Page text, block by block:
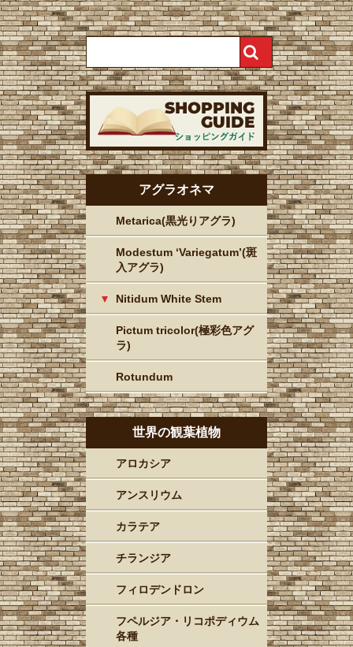
アグラオネマ
Metarica(黒光りアグラ)
Modestum ‘Variegatum’(斑
入アグラ)
Nitidum White Stem
Pictum tricolor(極彩色アグ
ラ)
Rotundum
世界の観葉植物
アロカシア
アンスリウム
カラテア
チランジア
フィロデンドロン
フペルジア・リコポディウム
各種